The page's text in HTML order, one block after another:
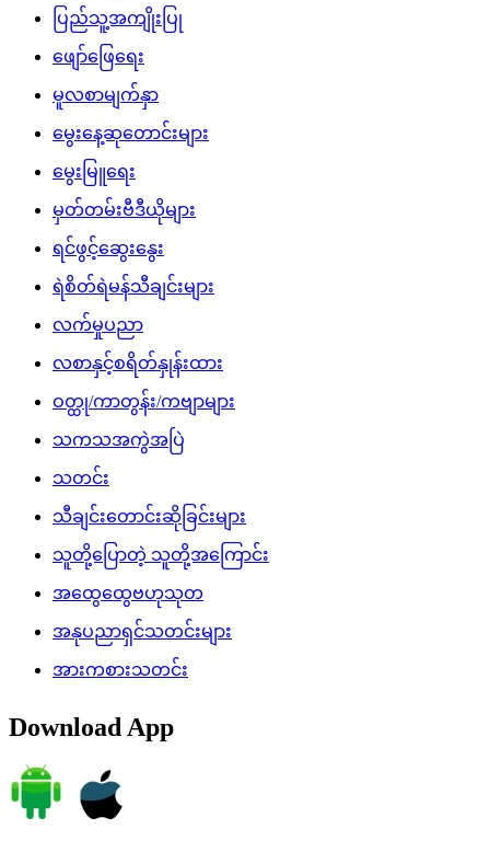
ပြည်သူ့အကျိုးပြု
ဖျော်ဖြေရေး
မူလစာမျက်နှာ
မွေးနေ့ဆုတောင်းများ
မွေးမြူရေး
မှတ်တမ်းဗီဒီယိုများ
ရင်ဖွင့်ဆွေးနွေး
ရဲစိတ်ရဲမန်သီချင်းများ
လက်မှုပညာ
လစာနှင့်စရိတ်နှုန်းထား
ဝတ္ထု/ကာတွန်း/ကဗျာများ
သကသအကွဲအပြဲ
သတင်း
သီချင်းတောင်းဆိုခြင်းများ
သူတို့ပြောတဲ့ သူတို့အကြောင်း
အထွေထွေဗဟုသုတ
အနုပညာရှင်သတင်းများ
အားကစားသတင်း
Download App